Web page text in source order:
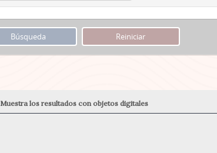
Muestra los resultados con objetos digitales